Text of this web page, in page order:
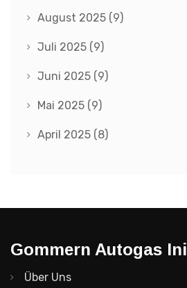
August 2025 (9)
Juli 2025 (9)
Juni 2025 (9)
Mai 2025 (9)
April 2025 (8)
Gommern Autogas
Über Uns